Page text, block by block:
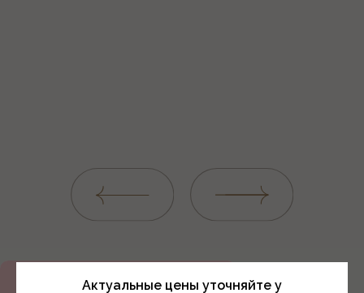
Актуальные цены уточняйте у